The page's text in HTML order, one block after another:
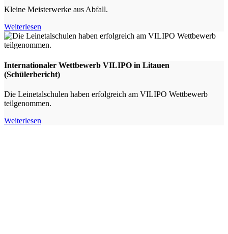
Kleine Meisterwerke aus Abfall.
Weiterlesen
Internationaler Wettbewerb VILIPO in Litauen
(Schülerbericht)
Die Leinetalschulen haben erfolgreich am VILIPO Wettbewerb
teilgenommen.
Weiterlesen